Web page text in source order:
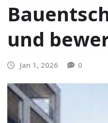
und
Jan 1, 2026 0